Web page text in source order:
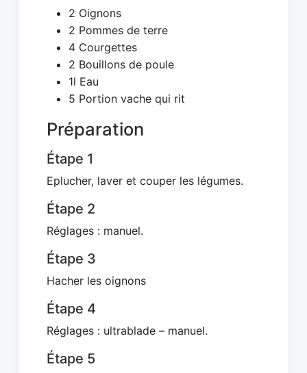
2 Oignons
2 Pommes de terre
4 Courgettes
2 Bouillons de poule
1l Eau
5 Portion vache qui rit
Préparation
Étape 1
Eplucher, laver et couper les légumes.
Étape 2
Réglages : manuel.
Étape 3
Hacher les oignons
Étape 4
Réglages : ultrablade – manuel.
Étape 5